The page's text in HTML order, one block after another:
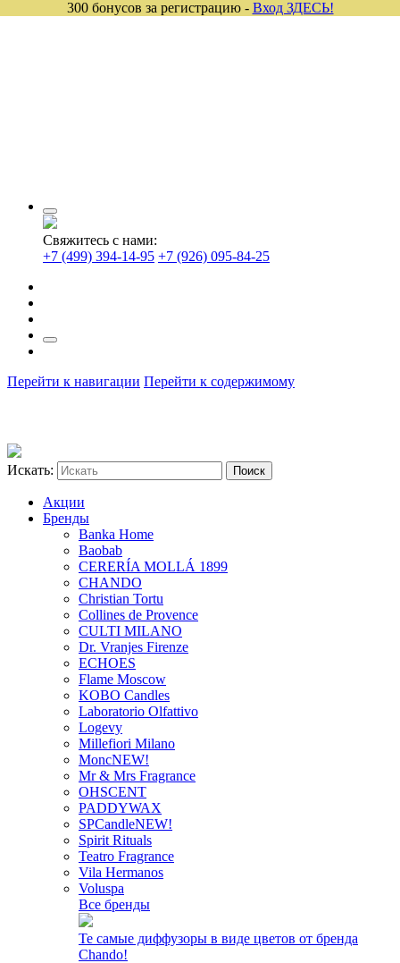
Свяжитесь с нами:
+7 (499) 394-14-95 +7 (926) 095-84-25
Перейти к навигации Перейти к содержимому
Искать:
Акции
Бренды
Banka Home
Baobab
CERERÍA MOLLÁ 1899
CHANDO
Christian Tortu
Collines de Provence
CULTI MILANO
Dr. Vranjes Firenze
ECHOES
Flame Moscow
KOBO Candles
Laboratorio Olfattivo
Logevy
Millefiori Milano
MoncNEW!
Mr & Mrs Fragrance
OHSCENT
PADDYWAX
SPCandleNEW!
Spirit Rituals
Teatro Fragrance
Vila Hermanos
Voluspa
Все бренды
Те самые диффузоры в виде цветов от бренда
Chando!
300 бонусов за регистрацию - Вход ЗДЕСЬ!